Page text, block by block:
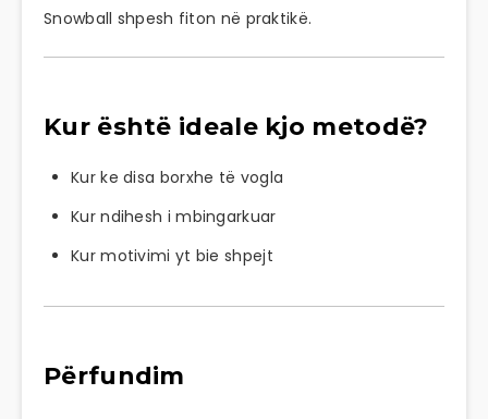
Snowball shpesh fiton në praktikë.
Kur është ideale kjo metodë?
Kur ke disa borxhe të vogla
Kur ndihesh i mbingarkuar
Kur motivimi yt bie shpejt
Përfundim